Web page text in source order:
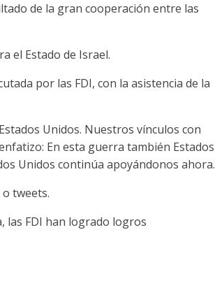
de la gran cooperación entre las
el Estado de Israel.
por las FDI, con la asistencia de la
Unidos. Nuestros vínculos con
En esta guerra también Estados
Unidos continúa apoyándonos ahora.
tweets.
las FDI han logrado logros